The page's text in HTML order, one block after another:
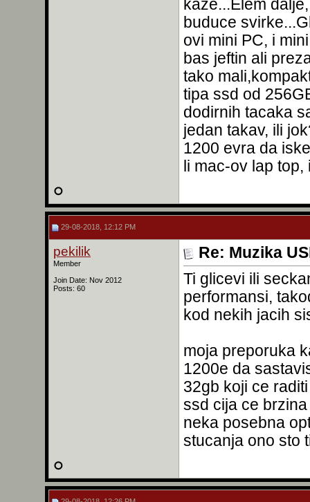
kaze...Elem
buduce
ovi mini PC, i
bas jeftin ali
tako
tipa ssd od
dodirnih tacaka
jedan takav, ili
1200 evra da
li mac-ov lap
29-08-2018, 12:12 PM
pekilik
Member
Join Date: Nov 2012
Posts: 60
Re: Muzika
Ti glicevi ili
performansi,
kod nekih jacih
moja preporuka
1200e da
32gb koji ce
ssd cija ce
neka posebna
stucanja ono sto